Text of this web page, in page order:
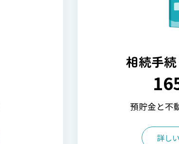
相続手
預貯金と不
詳し